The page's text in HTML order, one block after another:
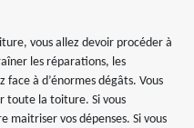
vous allez devoir procéder à
les réparations, les
face à d’énormes dégâts. Vous
toute la toiture. Si vous
maitriser vos dépenses. Si vous